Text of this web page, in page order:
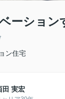
ーション
ン住宅
田 実宏